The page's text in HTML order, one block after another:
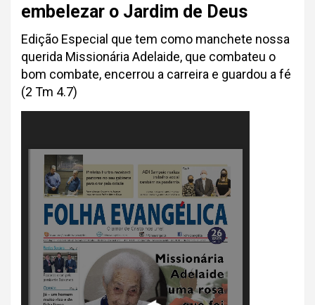
embelezar o Jardim de Deus
Edição Especial que tem como manchete nossa
querida Missionária Adelaide, que combateu o
bom combate, encerrou a carreira e guardou a fé
(2 Tm 4.7)